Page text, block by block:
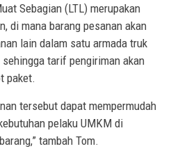
Sebagian (LTL) merupakan
di mana barang pesanan akan
lain dalam satu armada truk
tarif pengiriman akan
paket.
tersebut dapat mempermudah
pelaku UMKM di
tambah Tom.